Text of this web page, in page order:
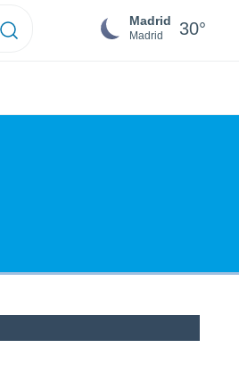
Madrid
Madrid 30°